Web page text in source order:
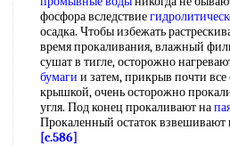
фосфора вследствие
осадка. Чтобы избежать
время прокаливания, влажный
сушат в тигле, осторожно
бумаги и затем, прикрыв почти все
крышкой, очень осторожно
угля. Под конец прокаливают на
Прокаленный остаток взвешивают
[c.586]